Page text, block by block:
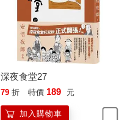
深夜食堂27
79 折 特價 189 元
加入購物車